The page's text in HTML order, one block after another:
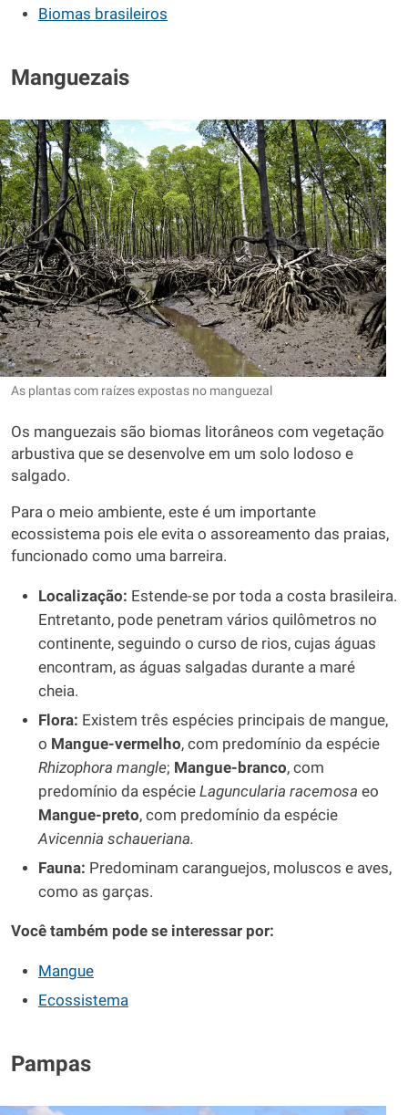
Biomas brasileiros
Manguezais
As plantas com raízes expostas no manguezal
Os manguezais são biomas litorâneos com vegetação
arbustiva que se desenvolve em um solo lodoso e
salgado.
Para o meio ambiente, este é um importante
ecossistema pois ele evita o assoreamento das praias,
funcionado como uma barreira.
Localização: Estende-se por toda a costa brasileira.
Entretanto, pode penetram vários quilômetros no
continente, seguindo o curso de rios, cujas águas
encontram, as águas salgadas durante a maré
cheia.
Flora: Existem três espécies principais de mangue,
o Mangue-vermelho, com predomínio da espécie
Rhizophora mangle; Mangue-branco, com
predomínio da espécie Laguncularia racemosa eo
Mangue-preto, com predomínio da espécie
Avicennia schaueriana.
Fauna: Predominam caranguejos, moluscos e aves,
como as garças.
Você também pode se interessar por:
Mangue
Ecossistema
Pampas